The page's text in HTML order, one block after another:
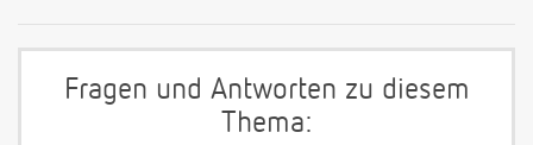
Fragen und Antworten zu diesem
Thema: